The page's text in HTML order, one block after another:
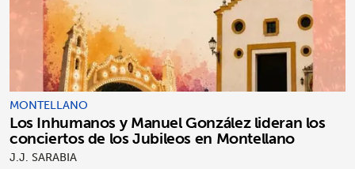
MONTELLANO
Los Inhumanos y Manuel González lideran los
conciertos de los Jubileos en Montellano
J.J. SARABIA